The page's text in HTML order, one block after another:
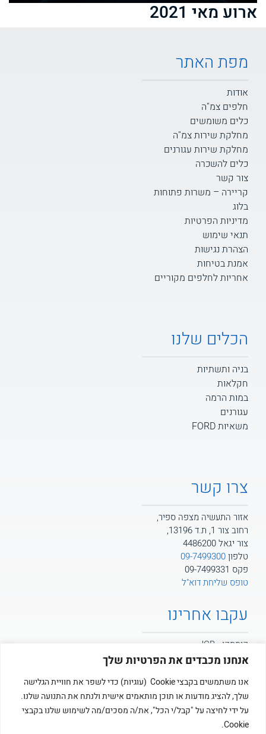
אנחנו מכבדים את הפרטיות שלך
אנו משתמשים בקבצי Cookie (עוגיות) כדי לשפר את חוויית הגלישה
שלך, להציג מודעות או תוכן מותאמים אישית ולנתח את התנועה שלנו.
על ידי לחיצה על "קבל/י הכל", את/ה מסכים/מה לשימוש שלנו בקבצי
Cookie.
ארוע מאי 2021
מפת האתר
אודות
חלפים צמ"ה
כלים משומשים
מחלקת שירות צמ"ה
מחלקת שירות עגורנים
כלים להשכרה
צור קשר
קריירה – משרות פתוחות
בלוג
מדיניות הפרטיות
תנאי שימוש
הצהרת נגישות
אמנת בטיחות
אחריות לחלפים מקוריים
הכלים שלנו
בניה ותשתיות
חקלאות
במות הרמה
עגורנים
משאיות FORD
צרו קשר
אזור התעשיה מצפה ספיר,
רחוב צור 1, ת.ד 13196,
צור יגאל 4486200
טלפון09-7499300
פקס 09-7499331
טופס שליחת דוא"ל
עקבו אחרינו
קומסקו - JCB
קומסקו - POTAIN
קומסקו